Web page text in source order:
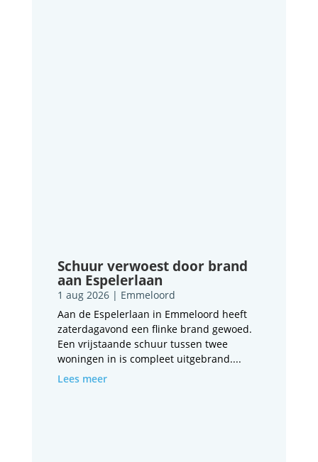
Schuur verwoest door brand
aan Espelerlaan
1 aug 2026| Emmeloord
Aan de Espelerlaan in Emmeloord heeft
zaterdagavond een flinke brand gewoed.
Een vrijstaande schuur tussen twee
woningen in is compleet uitgebrand....
Lees meer